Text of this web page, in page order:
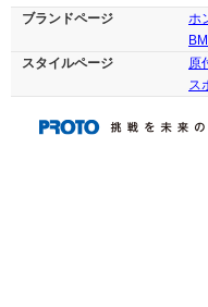
ブランドページ ホ
スタイルページ
原
ス